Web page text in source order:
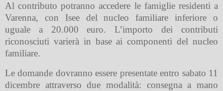
Al contributo potranno accedere le famiglie residenti a
Varenna, con Isee del nucleo familiare inferiore o
uguale a 20.000 euro. L’importo dei contributi
riconosciuti varierà in base ai componenti del nucleo
familiare.
Le domande dovranno essere presentate entro sabato 11
dicembre attraverso due modalità: consegna a mano